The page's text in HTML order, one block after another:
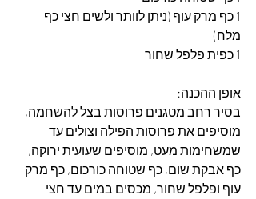
1 כף מרק עוף (ניתן לוותר ולשים חצי כף
מלח)
1 כפית פלפל שחור
אופן ההכנה:
בסיר רחב מטגנים פרוסות בצל להשחמה,
מוסיפים את פרוסות הפילה וצולים עד
שמשחימות מעט, מוסיפים שעועית ירוקה,
כף אבקת שום, כף שטוחה כורכום, כף מרק
עוף ופלפל שחור, מכסים במים עד חצי